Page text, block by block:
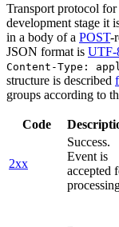
Transport protocol
development stage it
in a body of a POST-
JSON format is UTF-
Content-Type:
structure is described
groups according to
Code
2xx
Success.
Event is
accepted